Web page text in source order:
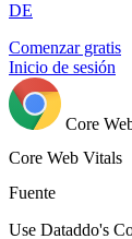
DE
Comenzar gratis
Inicio de sesión
Core
Core Web Vitals
Fuente
Use Dataddo's